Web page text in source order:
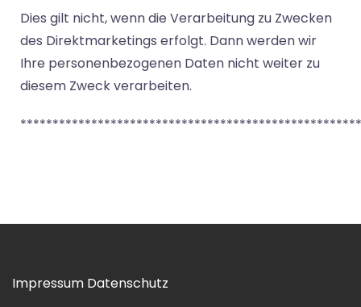
Dies gilt nicht, wenn die Verarbeitung zu Zwecken
des Direktmarketings erfolgt. Dann werden wir
Ihre personenbezogenen Daten nicht weiter zu
diesem Zweck verarbeiten.
Impressum Datenschutz